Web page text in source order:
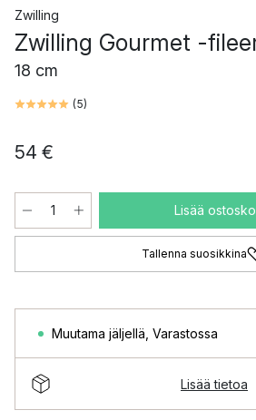
Zwilling
Zwilling Gourmet -
18 cm
(5)
54 €
Lisää
Tallenna suosikkina
Muutama jäljellä Varastossa
Lisää tietoa